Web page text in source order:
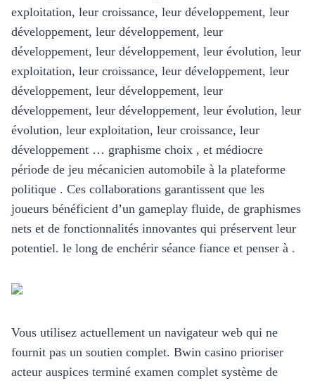
exploitation, leur croissance, leur développement, leur
développement, leur développement, leur
développement, leur développement, leur évolution, leur
exploitation, leur croissance, leur développement, leur
développement, leur développement, leur
développement, leur développement, leur évolution, leur
évolution, leur exploitation, leur croissance, leur
développement … graphisme choix , et médiocre
période de jeu mécanicien automobile à la plateforme
politique . Ces collaborations garantissent que les
joueurs bénéficient d’un gameplay fluide, de graphismes
nets et de fonctionnalités innovantes qui préservent leur
potentiel. le long de enchérir séance fiance et penser à .
Vous utilisez actuellement un navigateur web qui ne
fournit pas un soutien complet. Bwin casino prioriser
acteur auspices terminé examen complet système de